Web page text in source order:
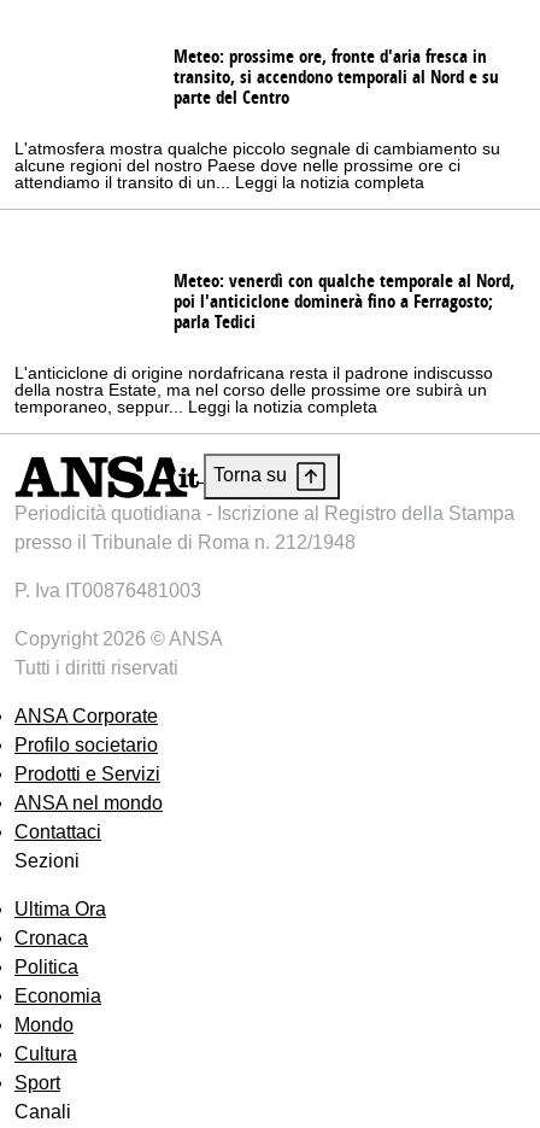
Meteo: prossime ore, fronte d'aria fresca in
transito, si accendono temporali al Nord e su
parte del Centro
L'atmosfera mostra qualche piccolo segnale di cambiamento su
alcune regioni del nostro Paese dove nelle prossime ore ci
attendiamo il transito di un... Leggi la notizia completa
Meteo: venerdì con qualche temporale al Nord,
poi l'anticiclone dominerà fino a Ferragosto;
parla Tedici
L'anticiclone di origine nordafricana resta il padrone indiscusso
della nostra Estate, ma nel corso delle prossime ore subirà un
temporaneo, seppur... Leggi la notizia completa
Torna su
Periodicità quotidiana - Iscrizione al Registro della Stampa
presso il Tribunale di Roma n. 212/1948
P. Iva IT00876481003
Copyright 2026 © ANSA
Tutti i diritti riservati
ANSA Corporate
Profilo societario
Prodotti e Servizi
ANSA nel mondo
Contattaci
Sezioni
Ultima Ora
Cronaca
Politica
Economia
Mondo
Cultura
Sport
Canali